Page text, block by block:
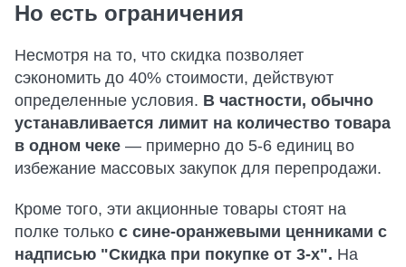
Но есть ограничения
Несмотря на то, что скидка позволяет
сэкономить до 40% стоимости, действуют
определенные условия. В частности, обычно
устанавливается лимит на количество товара
в одном чеке — примерно до 5-6 единиц во
избежание массовых закупок для перепродажи.
Кроме того, эти акционные товары стоят на
полке только с сине-оранжевыми ценниками с
надписью "Скидка при покупке от 3-х". На